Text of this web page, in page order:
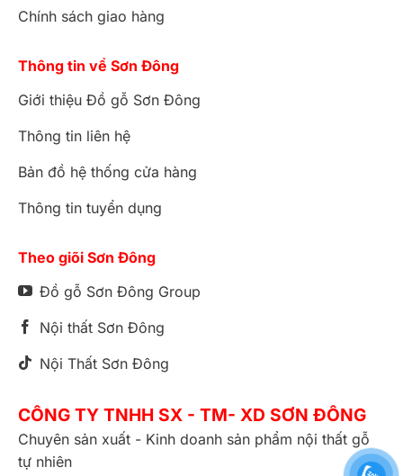
Chính sách giao hàng
Thông tin về Sơn Đông
Giới thiệu Đồ gỗ Sơn Đông
Thông tin liên hệ
Bản đồ hệ thống cửa hàng
Thông tin tuyển dụng
Theo giõi Sơn Đông
Đồ gỗ Sơn Đông Group
Nội thất Sơn Đông
Nội Thất Sơn Đông
CÔNG TY TNHH SX - TM- XD SƠN ĐÔNG
Chuyên sản xuất - Kinh doanh sản phẩm nội thất gỗ
tự nhiên